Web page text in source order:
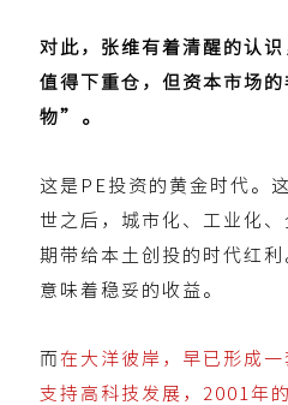
对此，张维有着清醒的认
值得下重仓，但资本市场
物”。
这是PE投资的黄金时代。
世之后，城市化、工业化
期带给本土创投的时代红利
意味着稳妥的收益。
而 在大洋彼岸，早已形成
支持高科技发展，2001年